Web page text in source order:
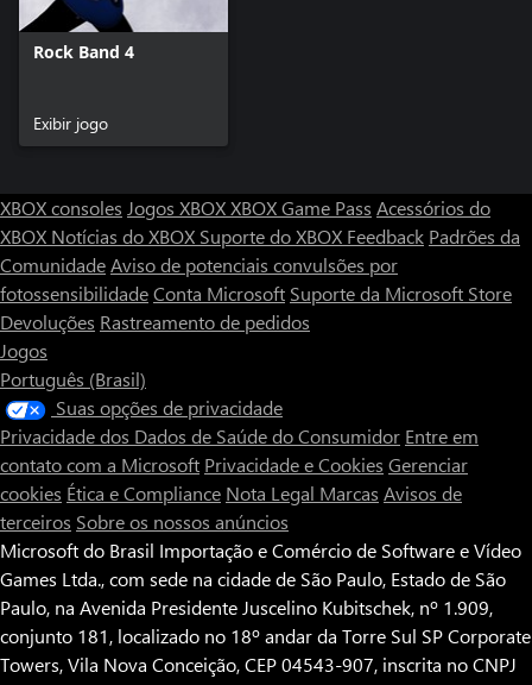
Rock Band 4
Exibir jogo
XBOX consoles Jogos XBOXXBOX Game Pass Acessórios do
XBOX Notícias do XBOX Suporte do XBOX Feedback Padrões da
ComunidadeAviso de potenciais convulsões por
fotossensibilidadeConta Microsoft Suporte da Microsoft Store
Devoluções Rastreamento de pedidos
Jogos
Português (Brasil)
Suas opções de privacidade
Privacidade dos Dados de Saúde do Consumidor Entre em
contato com a Microsoft Privacidade e Cookies Gerenciar
cookies Ética e Compliance Nota Legal Marcas Avisos de
terceiros Sobre os nossos anúncios
Microsoft do Brasil Importação e Comércio de Software e Vídeo
Games Ltda., com sede na cidade de São Paulo, Estado de São
Paulo, na Avenida Presidente Juscelino Kubitschek, nº 1.909,
conjunto 181, localizado no 18º andar da Torre Sul SP Corporate
Towers, Vila Nova Conceição, CEP 04543-907, inscrita no CNPJ